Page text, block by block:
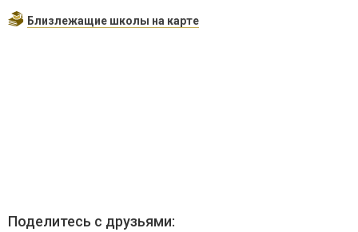
Близлежащие школы на карте
Поделитесь с друзьями: